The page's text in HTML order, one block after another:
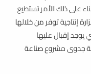
على ذلك الأمر تستطيع
إنتاجية توفر من خلالها
يوجد إقبال عليها
جدوى مشروع صناعة